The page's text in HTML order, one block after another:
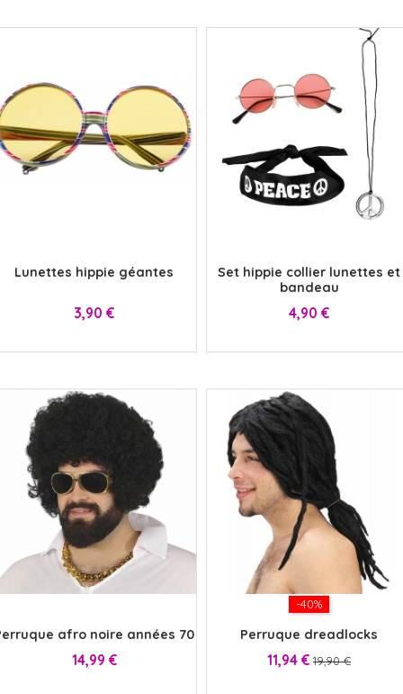
Lunettes hippie géantes
Prix
3,90 €
Set hippie collier lunettes et
bandeau
Prix
4,90 €
afro noire années 70
Prix
14,99 €
-40%
Perruque dreadlocks
Prix
11,94 € Prix
19,90 €